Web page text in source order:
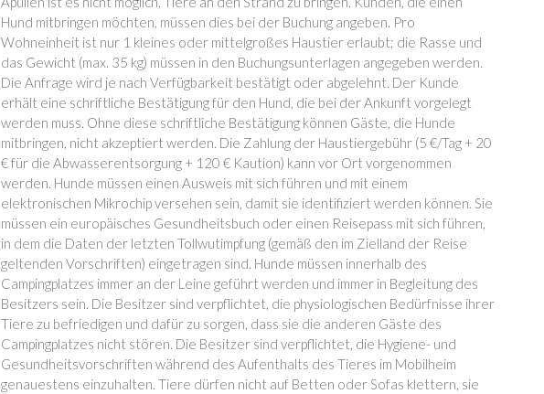
Hund mitbringen möchten, müssen dies bei der Buchung angeben. Pro
Wohneinheit ist nur 1 kleines oder mittelgroßes Haustier erlaubt; die Rasse und
das Gewicht (max. 35 kg) müssen in den Buchungsunterlagen angegeben werden.
Die Anfrage wird je nach Verfügbarkeit bestätigt oder abgelehnt. Der Kunde
erhält eine schriftliche Bestätigung für den Hund, die bei der Ankunft vorgelegt
werden muss. Ohne diese schriftliche Bestätigung können Gäste, die Hunde
mitbringen, nicht akzeptiert werden. Die Zahlung der Haustiergebühr (5 €/Tag + 20
€ für die Abwasserentsorgung + 120 € Kaution) kann vor Ort vorgenommen
werden. Hunde müssen einen Ausweis mit sich führen und mit einem
elektronischen Mikrochip versehen sein, damit sie identifiziert werden können. Sie
müssen ein europäisches Gesundheitsbuch oder einen Reisepass mit sich führen,
in dem die Daten der letzten Tollwutimpfung (gemäß den im Zielland der Reise
geltenden Vorschriften) eingetragen sind. Hunde müssen innerhalb des
Campingplatzes immer an der Leine geführt werden und immer in Begleitung des
Besitzers sein. Die Besitzer sind verpflichtet, die physiologischen Bedürfnisse ihrer
Tiere zu befriedigen und dafür zu sorgen, dass sie die anderen Gäste des
Campingplatzes nicht stören. Die Besitzer sind verpflichtet, die Hygiene- und
Gesundheitsvorschriften während des Aufenthalts des Tieres im Mobilheim
genauestens einzuhalten. Tiere dürfen nicht auf Betten oder Sofas klettern, sie